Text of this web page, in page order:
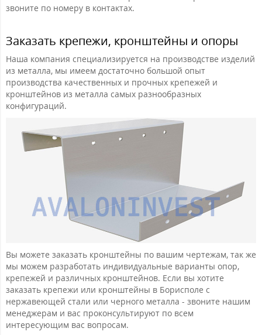
звоните по номеру в контактах.
Заказать крепежи, кронштейны и опоры
Наша компания специализируется на производстве изделий
из металла, мы имеем достаточно большой опыт
производства качественных и прочных крепежей и
кронштейнов из металла самых разнообразных
конфигураций.
Вы можете заказать кронштейны по вашим чертежам, так же
мы можем разработать индивидуальные варианты опор,
крепежей и различных кронштейнов. Если вы хотите
заказать крепежи или кронштейны в Борисполе с
нержавеющей стали или черного металла - звоните нашим
менеджерам и вас проконсультируют по всем
интересующим вас вопросам.